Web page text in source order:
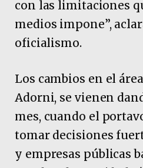
con las limitaciones
medios impone”,
oficialismo.
Los cambios en el
Adorni, se vienen
mes, cuando el
tomar decisiones
y empresas públicas